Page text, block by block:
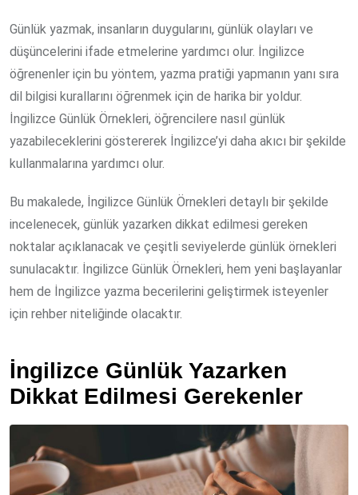
Günlük yazmak, insanların duygularını, günlük olayları ve
düşüncelerini ifade etmelerine yardımcı olur. İngilizce
öğrenenler için bu yöntem, yazma pratiği yapmanın yanı sıra
dil bilgisi kurallarını öğrenmek için de harika bir yoldur.
İngilizce Günlük Örnekleri, öğrencilere nasıl günlük
yazabileceklerini göstererek İngilizce’yi daha akıcı bir şekilde
kullanmalarına yardımcı olur.
Bu makalede, İngilizce Günlük Örnekleri detaylı bir şekilde
incelenecek, günlük yazarken dikkat edilmesi gereken
noktalar açıklanacak ve çeşitli seviyelerde günlük örnekleri
sunulacaktır. İngilizce Günlük Örnekleri, hem yeni başlayanlar
hem de İngilizce yazma becerilerini geliştirmek isteyenler
için rehber niteliğinde olacaktır.
İngilizce Günlük Yazarken
Dikkat Edilmesi Gerekenler